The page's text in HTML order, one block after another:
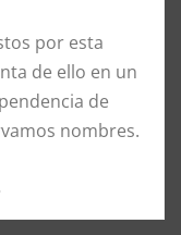
por esta
de ello en un
de
nombres.